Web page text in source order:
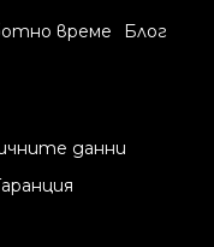
време Блог
данни